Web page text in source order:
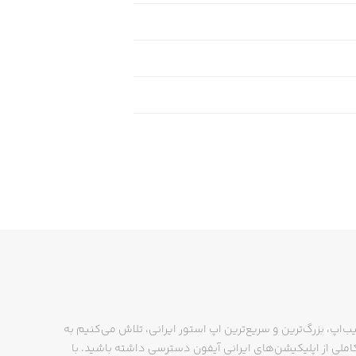
بزرگ‌ترین و سریع‌ترین اپ استور ایرانی، تلاش می‌کنیم به
از اپلیکیشن‌های ایرانی آیفون دسترسی داشته باشید. با